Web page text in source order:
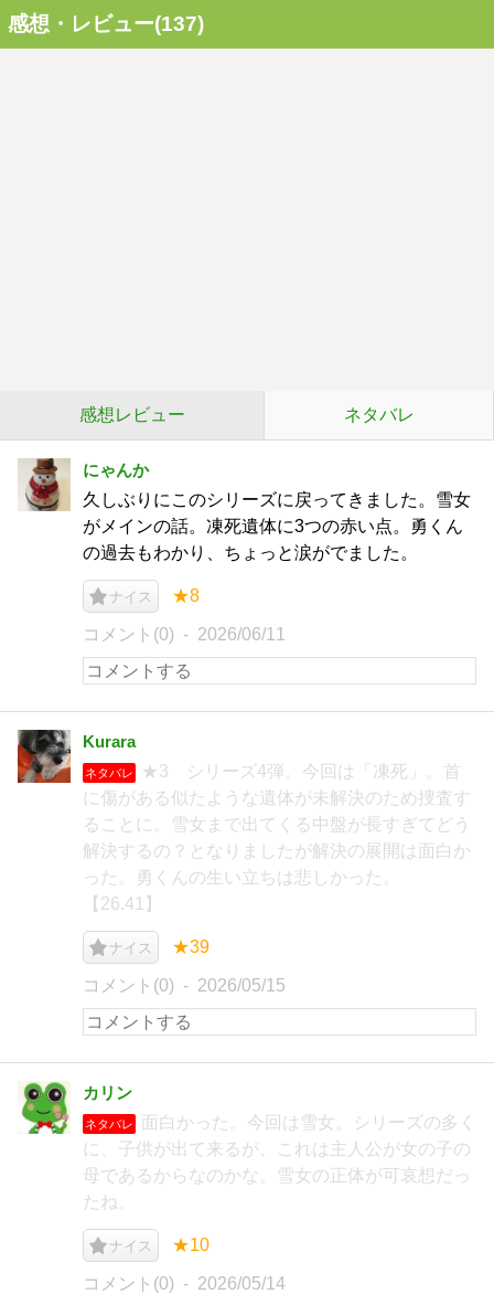
感想・レビュー(137)
感想レビュー ネタバレ
にゃんか
久しぶりにこのシリーズに戻ってきました。雪女
がメインの話。凍死遺体に3つの赤い点。勇くん
の過去もわかり、ちょっと涙がでました。
ナイス ★8
コメント(0) 2026/06/11
Kurara
ネタバレ
★3 シリーズ4弾。今回は「凍死」。首
に傷がある似たような遺体が未解決のため捜査す
ることに。雪女まで出てくる中盤が長すぎてどう
解決するの？となりましたが解決の展開は面白か
った。勇くんの生い立ちは悲しかった。
【26.41】
ナイス ★39
コメント(0) 2026/05/15
カリン
ネタバレ
面白かった。今回は雪女。シリーズの多く
に、子供が出て来るが、これは主人公が女の子の
母であるからなのかな。雪女の正体が可哀想だっ
たね。
ナイス ★10
コメント(0) 2026/05/14